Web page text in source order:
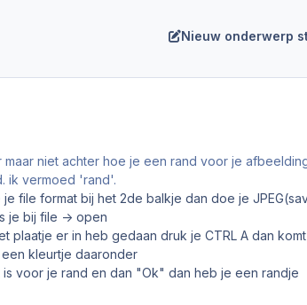
Nieuw onderwerp
niet achter hoe je een rand voor je
ik vermoed 'rand'.
file format bij het 2de balkje dan doe je
je bij file -> open
er in heb gedaan druk je CTRL A dan
kleurtje daaronder
voor je rand en dan "Ok" dan heb je een randje